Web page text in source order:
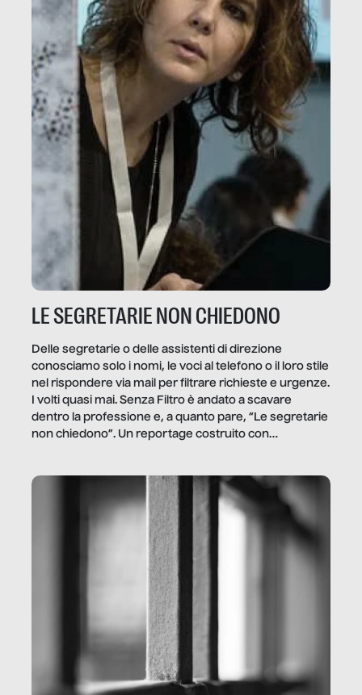
LE SEGRETARIE NON CHIEDONO
Delle segretarie o delle assistenti di direzione
conosciamo solo i nomi, le voci al telefono o il loro stile
nel rispondere via mail per filtrare richieste e urgenze.
I volti quasi mai. Senza Filtro è andato a scavare
dentro la professione e, a quanto pare, “Le segretarie
non chiedono”. Un reportage costruito con